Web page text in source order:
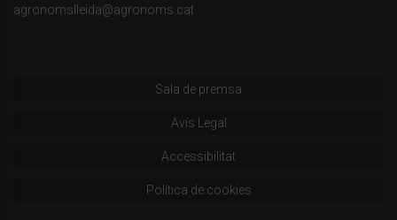
agronomslleida@agronoms.cat
Sala de premsa
Avís Legal
Accessibilitat
Política de cookies